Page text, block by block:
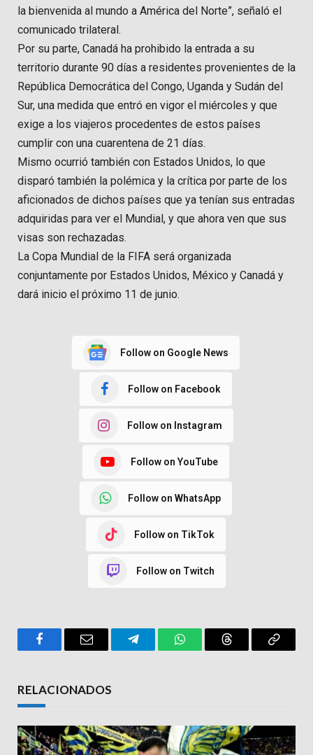
la bienvenida al mundo a América del Norte”, señaló el
comunicado trilateral.
Por su parte, Canadá ha prohibido la entrada a su
territorio durante 90 días a residentes provenientes de la
República Democrática del Congo, Uganda y Sudán del
Sur, una medida que entró en vigor el miércoles y que
exige a los viajeros procedentes de estos países
cumplir con una cuarentena de 21 días.
Mismo ocurrió también con Estados Unidos, lo que
disparó también la polémica y la crítica por parte de los
aficionados de dichos países que ya tenían sus entradas
adquiridas para ver el Mundial, y que ahora ven que sus
visas son rechazadas.
La Copa Mundial de la FIFA será organizada
conjuntamente por Estados Unidos, México y Canadá y
dará inicio el próximo 11 de junio.
Follow on Google News
Follow on Facebook
Follow on Instagram
Follow on YouTube
Follow on WhatsApp
Follow on TikTok
Follow on Twitch
FacebookEmail TelegramWhatsAppThreads Copy
RELACIONADOS